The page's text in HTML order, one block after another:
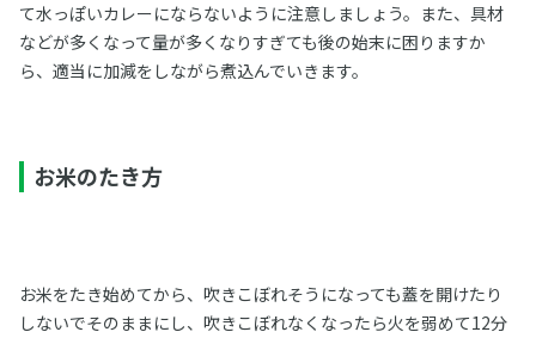
て水っぽいカレーにならないように注意しましょう。また、具材
などが多くなって量が多くなりすぎても後の始末に困りますか
ら、適当に加減をしながら煮込んでいきます。
お米のたき方
お米をたき始めてから、吹きこぼれそうになっても蓋を開けたり
しないでそのままにし、吹きこぼれなくなったら火を弱めて12分